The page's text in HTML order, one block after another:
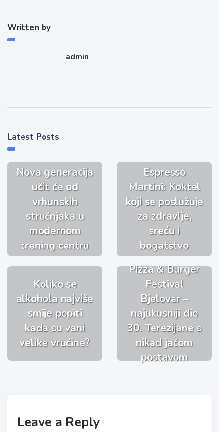
Written by
admin
Latest Posts
Nova generacija
učit će od
vrhunskih
stručnjaka u
modernom
trening centru
Espresso
Martini: Koktel
koji se poslužuje
za zdravlje,
sreću i
bogatstvo
Koliko se
alkohola najviše
smije popiti
kada su vani
velike vrućine?
Pizza & Burger
Festival
Bjelovar –
najukusniji dio
30. Terezijane s
nikad jačom
postavom
Leave a Reply